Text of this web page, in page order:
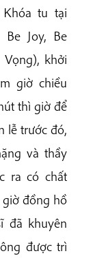
tu tại
Joy, Be
khởi
giờ chiều
thì giờ để
lễ trước đó,
và thầy
ra có chất
đồng hồ
đã khuyên
được trì